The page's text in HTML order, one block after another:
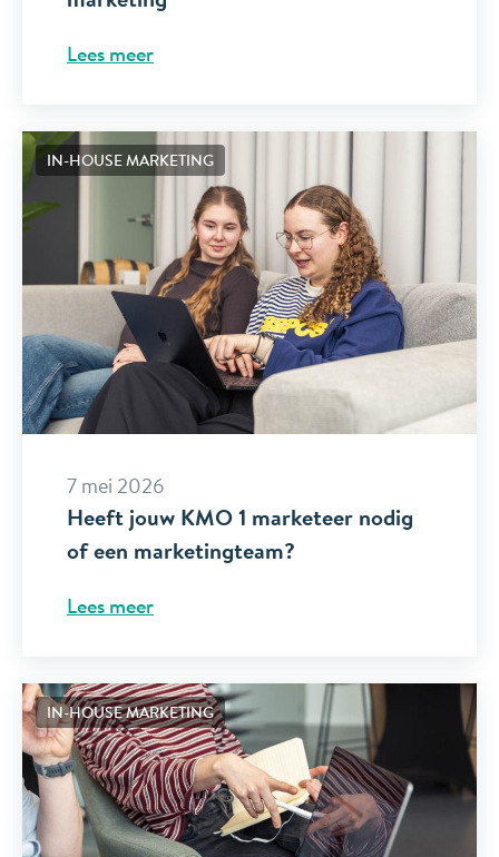
Lees meer
IN-HOUSE MARKETING
7 mei 2026
Heeft jouw KMO 1 marketeer nodig
of een marketingteam?
Lees meer
IN-HOUSE MARKETING